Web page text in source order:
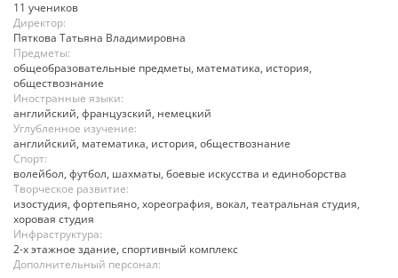
11 учеников
Директор:
Пяткова Татьяна Владимировна
Предметы:
общеобразовательные предметы, математика, история,
обществознание
Иностранные языки:
английский, французский, немецкий
Углубленное изучение:
английский, математика, история, обществознание
Спорт:
волейбол, футбол, шахматы, боевые искусства и единоборства
Творческое развитие:
изостудия, фортепьяно, хореография, вокал, театральная студия,
хоровая студия
Инфраструктура:
2-х этажное здание, спортивный комплекс
Дополнительный персонал: